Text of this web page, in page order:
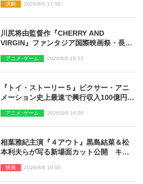
ト【最終日】
演劇 2026/8/6 17:00
川尻将由監督作『CHERRY AND
VIRGIN』ファンタジア国際映画祭・長編
アニメ･ゲーム 2026/8/6 16:15
『トイ・ストーリー５』ピクサー・アニ
メーション史上最速で興行収入100億円突
アニメ･ゲーム 2026/8/6 16:00
相葉雅紀主演『４アウト』黒島結菜＆松
本利夫らが写る新場面カット公開 キャ
映画 2026/8/6 16:00